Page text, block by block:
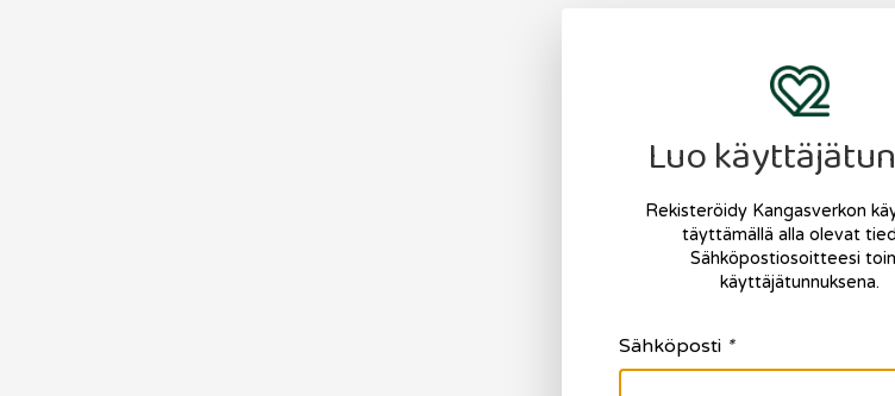
Luo
Rekisteröidy Kangasverkon
täyttämällä alla olevat
Sähköpostiosoitteesi
käyttäjätunnuksena.
Sähköposti *